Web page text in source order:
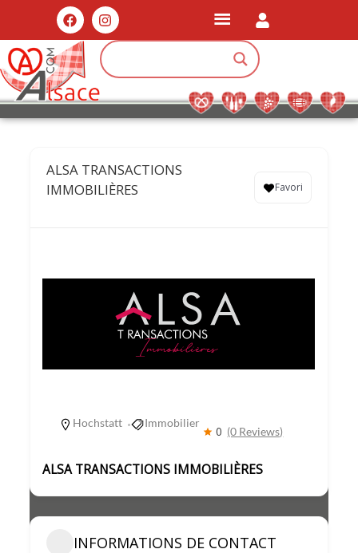
ALSA TRANSACTIONS
IMMOBILIÈRES
Favori
Hochstatt Immobilier
0 (0 Reviews)
ALSA TRANSACTIONS IMMOBILIÈRES
INFORMATIONS DE CONTACT